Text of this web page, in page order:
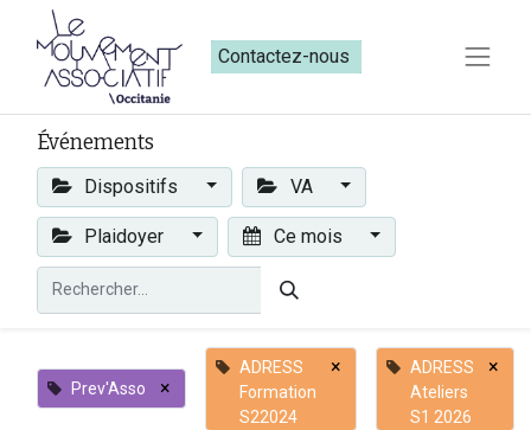
Contactez-nous​​
Événements
Dispositifs VA
Plaidoyer Ce mois
Prev'Asso ×
ADRESS
Formation
S22024
×
ADRESS
Ateliers
S1 2026
×